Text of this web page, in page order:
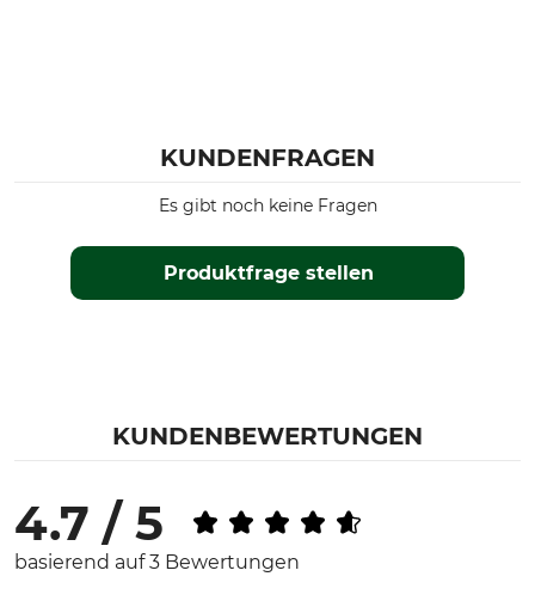
KUNDENFRAGEN
Produktfrage stellen
Es gibt noch keine Fragen
KUNDENBEWERTUNGEN
4.7 / 5
basierend auf 3 Bewertungen